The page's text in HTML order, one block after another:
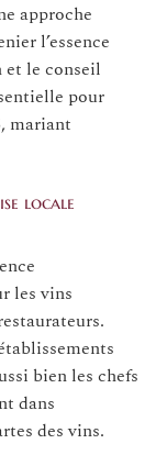
approche
l’essence
et le conseil
pour
mariant
locale
les vins
bien les chefs
dans
des vins.